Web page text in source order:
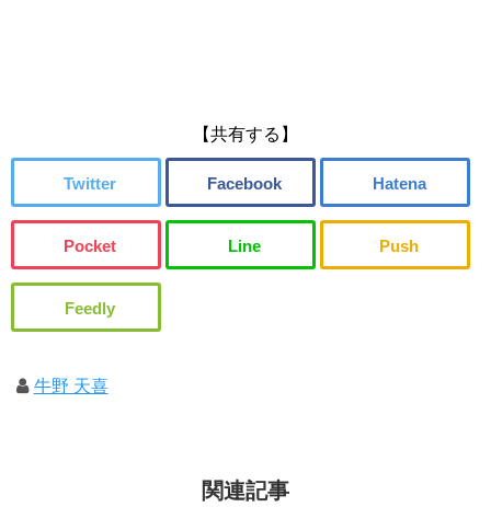
【共有する】
牛野 天喜
関連記事